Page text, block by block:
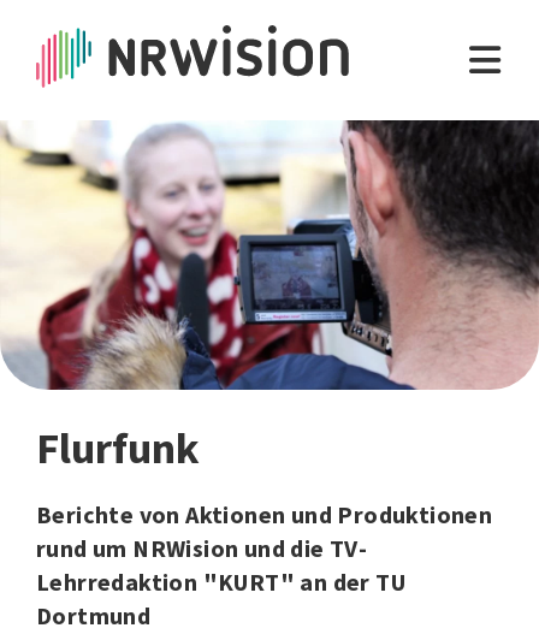
Flurfunk
Berichte von Aktionen und Produktionen
rund um NRWision und die TV-
Lehrredaktion "KURT" an der TU
Dortmund